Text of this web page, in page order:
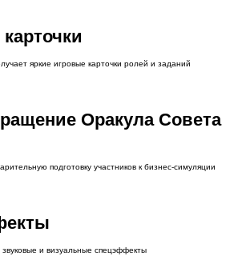
яркие игровые карточки ролей и заданий
Оракула Совета
подготовку участников к бизнес-симуляции
и визуальные спецэффекты